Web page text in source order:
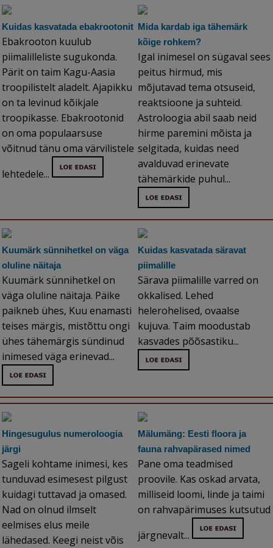
Kuidas kasvatada ebakrootonit
Ebakrooton kuulub
piimalilleliste sugukonda.
Pärit on taim Kagu-Aasia
troopilistelt aladelt. Ajapikku
on ta levinud kõikjale
troopikasse. Ebakrootonid
on oma populaarsuse
võitnud tänu oma värvilistele
lehtedele...
Mida kardab iga tähemärk
kõige rohkem?
Igal inimesel on sügaval sees
peitus hirmud, mis
mõjutavad tema otsuseid,
reaktsioone ja suhteid.
Astroloogia abil saab neid
hirme paremini mõista ja
selgitada, kuidas need
avalduvad erinevate
tähemärkide puhul...
Kuumärk sünnihetkel on väga
oluline näitaja
Kuumärk sünnihetkel on
väga oluline näitaja. Päike
paikneb ühes, Kuu enamasti
teises märgis, mistõttu ongi
ühes tähemärgis sündinud
inimesed väga erinevad...
Kuidas kasvatada säravat
piimalille
Särava piimalille varred on
okkalised. Lehed
helerohelised, ovaalse
kujuva. Taim moodustab
kasvades põõsastiku...
Hingesugulus numeroloogia
järgi
Sageli kohtame inimesi, kes
tunduvad esimesest pilgust
kuidagi tuttavad ja omased.
Nad on olnud ilmselt
eelmises elus meile
lähedased. Keegi neist võis
Mälumäng: Eesti floora ja
fauna rahvapärased nimed
Pane oma teadmised
proovile. Kas oskad arvata,
milliseid loomi, linde ja taimi
on rahvapärimuses kutsutud
järgnevalt...